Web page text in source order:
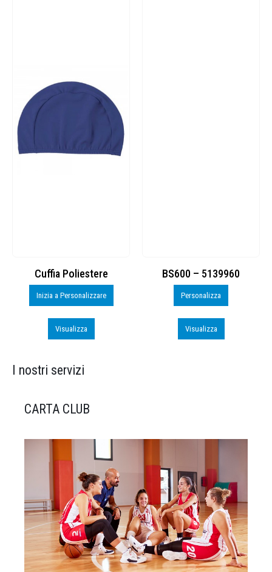
Cuffia Poliestere
Inizia a Personalizzare
Visualizza
BS600 – 5139960
Personalizza
Visualizza
I nostri servizi
CARTA CLUB